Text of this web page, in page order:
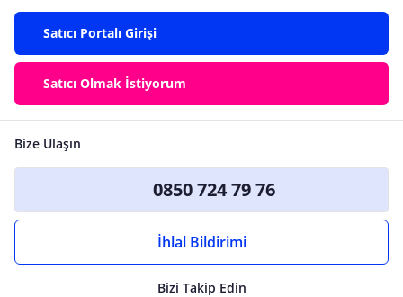
Satıcı Portalı Girişi
Satıcı Olmak İstiyorum
Bize Ulaşın
0850 724 79 76
İhlal Bildirimi
Bizi Takip Edin